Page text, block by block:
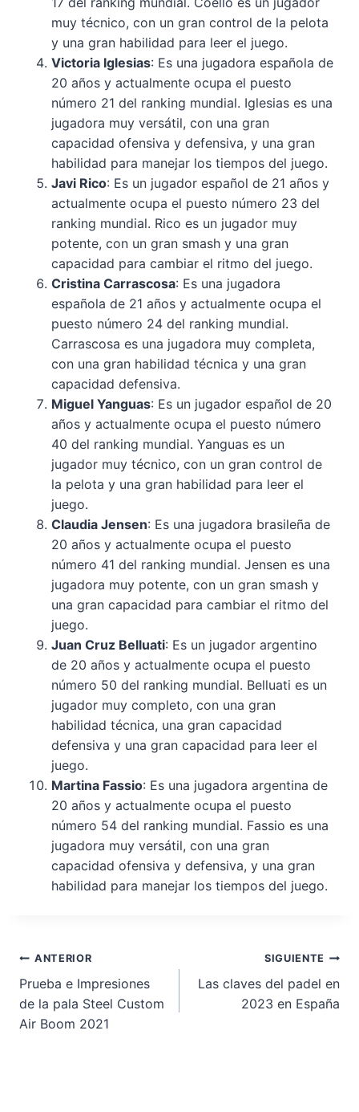
muy técnico, con un gran control de la pelota
y una gran habilidad para leer el juego.
Victoria Iglesias: Es una jugadora española de
20 años y actualmente ocupa el puesto
número 21 del ranking mundial. Iglesias es una
jugadora muy versátil, con una gran
capacidad ofensiva y defensiva, y una gran
habilidad para manejar los tiempos del juego.
Javi Rico: Es un jugador español de 21 años y
actualmente ocupa el puesto número 23 del
ranking mundial. Rico es un jugador muy
potente, con un gran smash y una gran
capacidad para cambiar el ritmo del juego.
Cristina Carrascosa: Es una jugadora
española de 21 años y actualmente ocupa el
puesto número 24 del ranking mundial.
Carrascosa es una jugadora muy completa,
con una gran habilidad técnica y una gran
capacidad defensiva.
Miguel Yanguas: Es un jugador español de 20
años y actualmente ocupa el puesto número
40 del ranking mundial. Yanguas es un
jugador muy técnico, con un gran control de
la pelota y una gran habilidad para leer el
juego.
Claudia Jensen: Es una jugadora brasileña de
20 años y actualmente ocupa el puesto
número 41 del ranking mundial. Jensen es una
jugadora muy potente, con un gran smash y
una gran capacidad para cambiar el ritmo del
juego.
Juan Cruz Belluati: Es un jugador argentino
de 20 años y actualmente ocupa el puesto
número 50 del ranking mundial. Belluati es un
jugador muy completo, con una gran
habilidad técnica, una gran capacidad
defensiva y una gran capacidad para leer el
juego.
Martina Fassio: Es una jugadora argentina de
20 años y actualmente ocupa el puesto
número 54 del ranking mundial. Fassio es una
jugadora muy versátil, con una gran
capacidad ofensiva y defensiva, y una gran
habilidad para manejar los tiempos del juego.
Navegación
de
entradas
ANTERIOR
Prueba e Impresiones
de la pala Steel Custom
Air Boom 2021
SIGUIENTE
Las claves del padel en
2023 en España